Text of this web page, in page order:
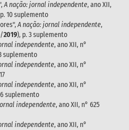
A nação: jornal independente, ano XII,
10 suplemento
A nação: jornal independente,
2019), p. 3 suplemento
independente, ano XII, n°
suplemento
independente, ano XII, n°
independente, ano XII, n°
suplemento
independente, ano XII, n° 625
independente, ano XII, n°